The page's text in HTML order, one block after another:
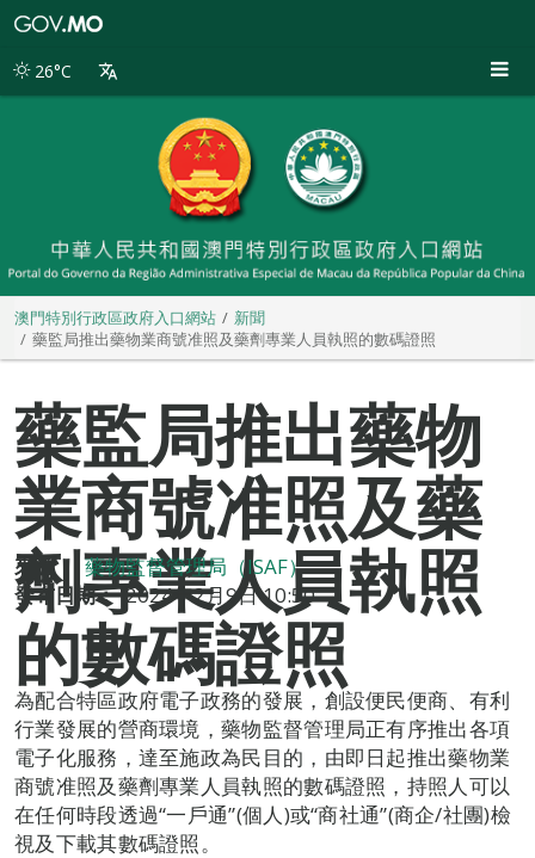
別
26°C
澳門特別行政區政府入口網站
新聞
藥監局推出藥物業商號准照及藥劑專業人員執照的數碼證照
藥監局推出藥物
業商號准照及藥
劑專業人員執照
的數碼證照
來源： 藥物監督管理局（ISAF）
發布日期： 2024年2月9日 10:50
為配合特區政府電子政務的發展，創設便民便商、有利
行業發展的營商環境，藥物監督管理局正有序推出各項
電子化服務，達至施政為民目的，由即日起推出藥物業
商號准照及藥劑專業人員執照的數碼證照，持照人可以
在任何時段透過“一戶通”(個人)或“商社通”(商企/社團)檢
視及下載其數碼證照。